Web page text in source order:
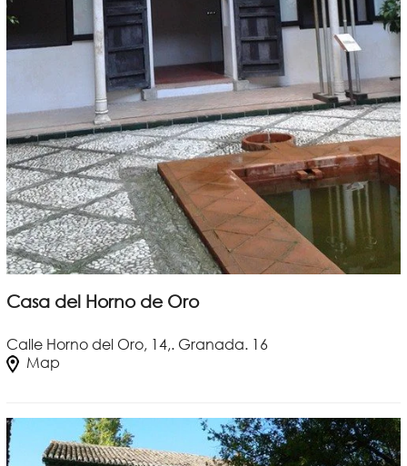
Casa del Horno de Oro
Calle Horno del Oro, 14,. Granada. 16
Map